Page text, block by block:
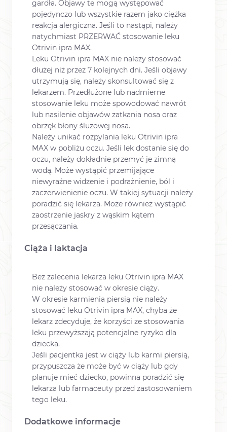
gardła. Objawy te mogą występować
pojedynczo lub wszystkie razem jako ciężka
reakcja alergiczna. Jeśli to nastąpi, należy
natychmiast PRZERWAĆ stosowanie leku
Otrivin ipra MAX.
Leku Otrivin ipra MAX nie należy stosować
dłużej niż przez 7 kolejnych dni. Jeśli objawy
utrzymują się, należy skonsultować się z
lekarzem. Przedłużone lub nadmierne
stosowanie leku może spowodować nawrót
lub nasilenie objawów zatkania nosa oraz
obrzęk błony śluzowej nosa.
Należy unikać rozpylania leku Otrivin ipra
MAX w pobliżu oczu. Jeśli lek dostanie się do
oczu, należy dokładnie przemyć je zimną
wodą. Może wystąpić przemijające
niewyraźne widzenie i podrażnienie, ból i
zaczerwienienie oczu. W takiej sytuacji należy
poradzić się lekarza. Może również wystąpić
zaostrzenie jaskry z wąskim kątem
przesączania.
Ciąża i laktacja
Bez zalecenia lekarza leku Otrivin ipra MAX
nie należy stosować w okresie ciąży.
W okresie karmienia piersią nie należy
stosować leku Otrivin ipra MAX, chyba że
lekarz zdecyduje, że korzyści ze stosowania
leku przewyższają potencjalne ryzyko dla
dziecka.
Jeśli pacjentka jest w ciąży lub karmi piersią,
przypuszcza że może być w ciąży lub gdy
planuje mieć dziecko, powinna poradzić się
lekarza lub farmaceuty przed zastosowaniem
tego leku.
Dodatkowe informacje